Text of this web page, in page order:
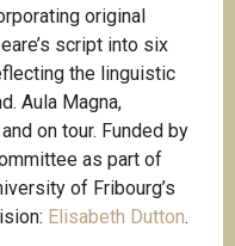
original
script into six
the linguistic
Aula Magna,
on tour. Funded by
as part of
of Fribourg’s
Elisabeth Dutton.